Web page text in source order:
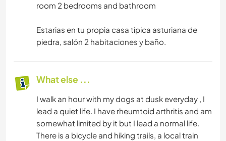
room 2 bedrooms and bathroom
Estarias en tu propia casa típica asturiana de
piedra, salón 2 habitaciones y baño.
What else ...
I walk an hour with my dogs at dusk everyday , I
lead a quiet life. I have rheumtoid arthritis and am
somewhat limited by it but I lead a normal life.
There is a bicycle and hiking trails, a local train